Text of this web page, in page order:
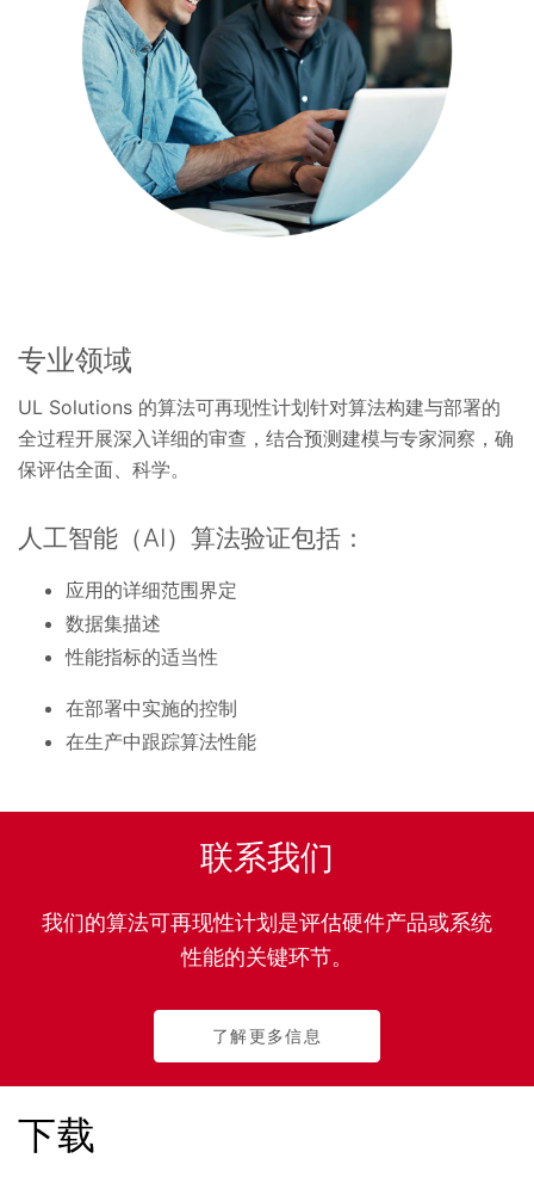
专业领域
UL Solutions 的算法可再现性计划针对算法构建与部署的
全过程开展深入详细的审查，结合预测建模与专家洞察，确
保评估全面、科学。
人工智能（AI）算法验证包括：
应用的详细范围界定
数据集描述
性能指标的适当性
在部署中实施的控制
在生产中跟踪算法性能
联系我们
我们的算法可再现性计划是评估硬件产品或系统
性能的关键环节。
了解更多信息
下载